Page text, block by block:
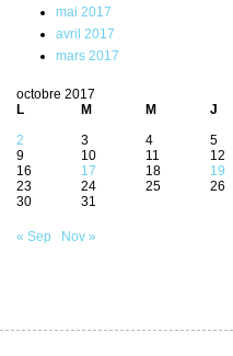
mai 2017
avril 2017
mars 2017
octobre 2017
L
M M J
2
3 4 5
9
10 11 12
16
17 18 19
23
24 25 26
30
31
« Sep Nov »